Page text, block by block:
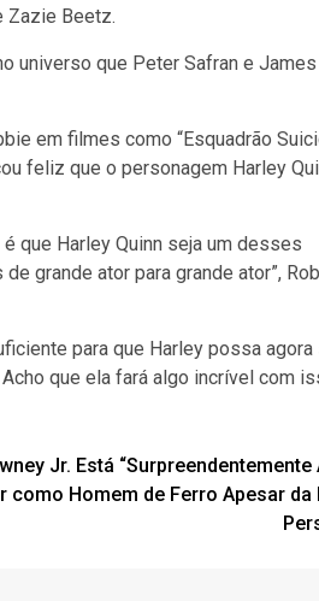
Zazie Beetz.
universo que Peter Safran e James
em filmes como “Esquadrão
feliz que o personagem Harley
que Harley Quinn seja um desses
grande ator para grande ator”,
para que Harley possa agora
que ela fará algo incrível com
Jr. Está “Surpreendentemente
como Homem de Ferro Apesar da